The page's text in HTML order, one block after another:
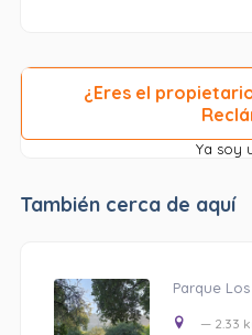
¿Eres el
Ya soy
También cerca de aquí
Parque
— 2.33